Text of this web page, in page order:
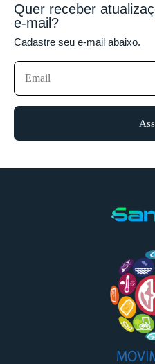
Quer receber
e-mail?
Cadastre seu e-mail abaixo.